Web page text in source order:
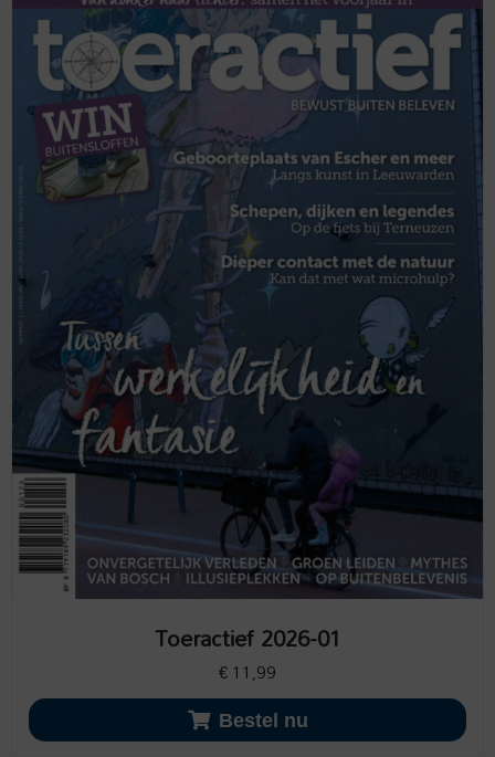
Toeractief 2026-01
€ 11,99
Bestel nu